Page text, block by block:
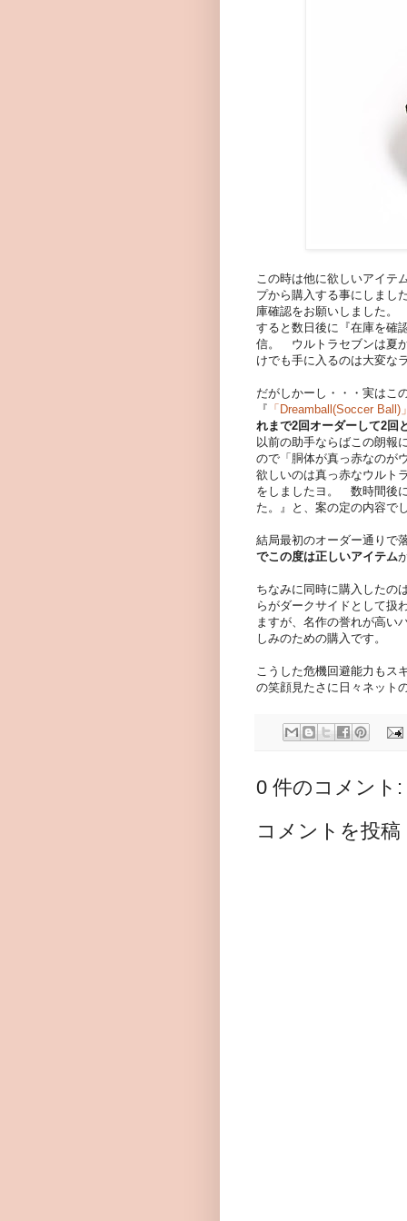
この時は他に欲しいアイテ
プから購入する事にしまし
庫確認をお願いしました。
すると数日後に『在庫を確
信。 ウルトラセブンは夏
けでも手に入るのは大変な
だがしかーし・・・実はこ
『 「Dreamball(Soccer Ball)
れまで2回オーダーして2回
以前の助手ならばこの朗報
ので「胴体が真っ赤なのが
欲しいのは真っ赤なウルト
をしましたヨ。 数時間後
た。』と、案の定の内容で
結局最初のオーダー通りで
でこの度は正しいアイテム
ちなみに同時に購入したの
らがダークサイドとして扱
ますが、名作の誉れが高い
しみのための購入です。
こうした危機回避能力もス
の笑顔見たさに日々ネット
0 件のコメント:
コメントを投稿